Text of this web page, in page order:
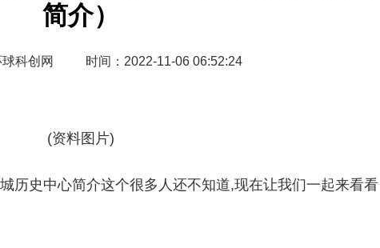
简介）
科创网 时间：2022-11-06 06:52:24
(资料图片)
历史中心简介这个很多人还不知道,现在让我们一起来看看